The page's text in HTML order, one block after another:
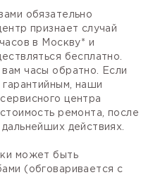
обязательно
признает случай
в Москву* и
бесплатно.
часы обратно. Если
наши
центра
ремонта, после
действиях.
может быть
(обговаривается с